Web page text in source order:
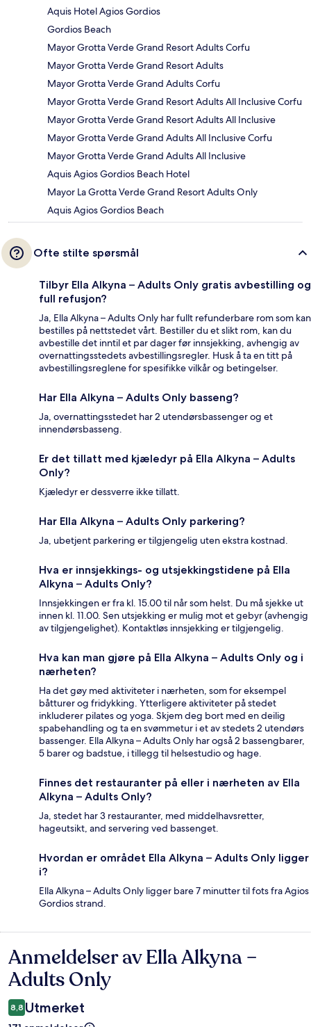
Aquis Hotel Agios Gordios
Gordios Beach
Mayor Grotta Verde Grand Resort Adults Corfu
Mayor Grotta Verde Grand Resort Adults
Mayor Grotta Verde Grand Adults Corfu
Mayor Grotta Verde Grand Resort Adults All Inclusive Corfu
Mayor Grotta Verde Grand Resort Adults All Inclusive
Mayor Grotta Verde Grand Adults All Inclusive Corfu
Mayor Grotta Verde Grand Adults All Inclusive
Aquis Agios Gordios Beach Hotel
Mayor La Grotta Verde Grand Resort Adults Only
Aquis Agios Gordios Beach
Ofte stilte spørsmål
Tilbyr Ella Alkyna – Adults Only gratis avbestilling og
full refusjon?
Ja, Ella Alkyna – Adults Only har fullt refunderbare rom som kan
bestilles på nettstedet vårt. Bestiller du et slikt rom, kan du
avbestille det inntil et par dager før innsjekking, avhengig av
overnattingsstedets avbestillingsregler. Husk å ta en titt på
avbestillingsreglene for spesifikke vilkår og betingelser.
Har Ella Alkyna – Adults Only basseng?
Ja, overnattingsstedet har 2 utendørsbassenger og et
innendørsbasseng.
Er det tillatt med kjæledyr på Ella Alkyna – Adults
Only?
Kjæledyr er dessverre ikke tillatt.
Har Ella Alkyna – Adults Only parkering?
Ja, ubetjent parkering er tilgjengelig uten ekstra kostnad.
Hva er innsjekkings- og utsjekkingstidene på Ella
Alkyna – Adults Only?
Innsjekkingen er fra kl. 15.00 til når som helst. Du må sjekke ut
innen kl. 11.00. Sen utsjekking er mulig mot et gebyr (avhengig
av tilgjengelighet). Kontaktløs innsjekking er tilgjengelig.
Hva kan man gjøre på Ella Alkyna – Adults Only og i
nærheten?
Ha det gøy med aktiviteter i nærheten, som for eksempel
båtturer og fridykking. Ytterligere aktiviteter på stedet
inkluderer pilates og yoga. Skjem deg bort med en deilig
spabehandling og ta en svømmetur i et av stedets 2 utendørs
bassenger. Ella Alkyna – Adults Only har også 2 bassengbarer,
5 barer og badstue, i tillegg til helsestudio og hage.
Finnes det restauranter på eller i nærheten av Ella
Alkyna – Adults Only?
Ja, stedet har 3 restauranter, med middelhavsretter,
hageutsikt, and servering ved bassenget.
Hvordan er området Ella Alkyna – Adults Only ligger
i?
Ella Alkyna – Adults Only ligger bare 7 minutter til fots fra Agios
Gordios strand.
Anmeldelser
Anmeldelser av Ella Alkyna –
Adults Only
8,8 Utmerket